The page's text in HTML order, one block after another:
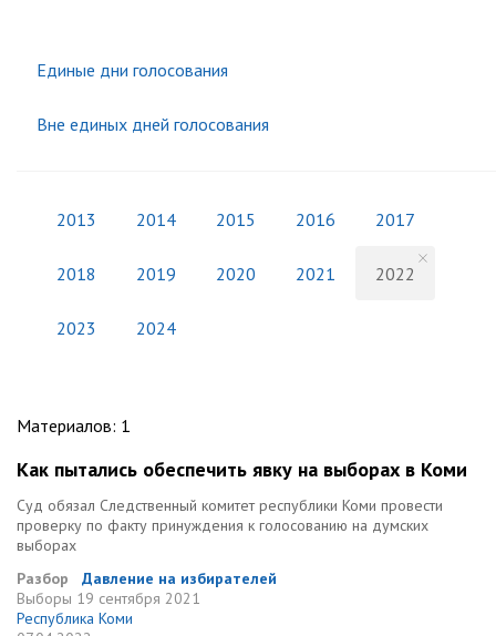
Единые дни голосования
Вне единых дней голосования
2013 2014 2015 2016 2017
2018 2019 2020 2021 2022
2023 2024
Материалов: 1
Как пытались обеспечить явку на выборах в Коми
Суд обязал Следственный комитет республики Коми провести
проверку по факту принуждения к голосованию на думских
выборах
Разбор
Давление на избирателей
Выборы 19 сентября 2021
Республика Коми